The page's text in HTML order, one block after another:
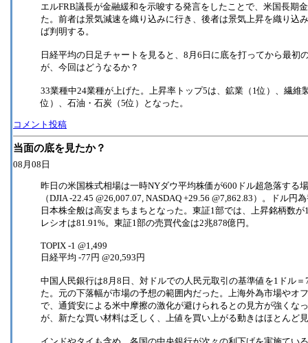
エルFRB議長が金融緩和を示唆する発言をしたことで、米国長期
た。前者は景気減速を織り込みに行き、後者は景気上昇を織り込
ば判明する。
日経平均の日足チャートを見ると、8月6日に底を打ってから最初
が、今回はどうなるか？
33業種中24業種が上げた。上昇率トップ5は、鉱業（1位）、繊維
位）、石油・石炭（5位）となった。
コメント投稿
当面の底を見たか？
08月08日
昨日の米国株式相場は一時NYダウ平均株価が600ドル超急落する
（DJIA -22.45 @26,007.07, NASDAQ +29.56 @7,862.83）。ドル
日本株全般は高安まちまちとなった。東証1部では、上昇銘柄数
レシオは81.91%。東証1部の売買代金は2兆878億円。
TOPIX -1 @1,499
日経平均 -77円 @20,593円
中国人民銀行は8月8日、対ドルでの人民元取引の基準値を1ドル
た。元の下落幅が市場の予想の範囲内だった。上海外為市場やオ
で、通貨安による米中摩擦の激化が避けられるとの見方が強くな
が、新たな買い材料は乏しく、上値を買い上がる動きはほとんど